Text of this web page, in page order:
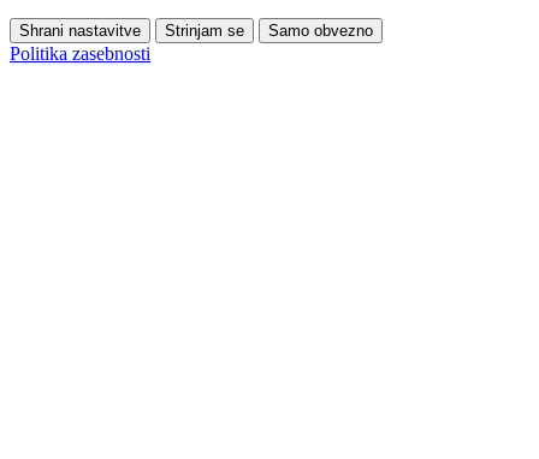
Shrani nastavitve Strinjam se Samo obvezno
Politika zasebnosti